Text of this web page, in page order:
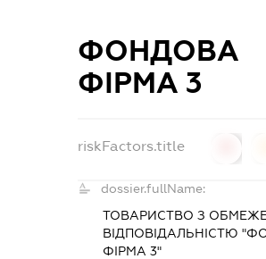
ФОНДОВА
ФІРМА 3
riskFactors.title
dossier.fullName:
ТОВАРИСТВО З
ВІДПОВІДАЛЬНІСТЮ
ФІРМА 3"